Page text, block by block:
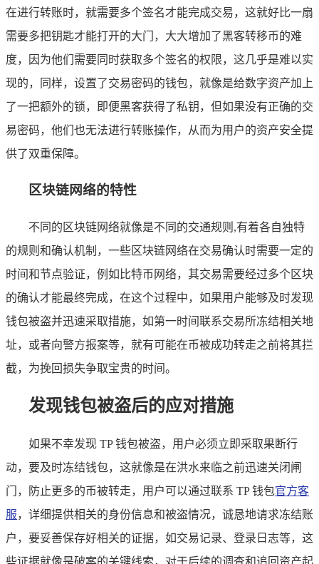
在进行转账时，就需要多个签名才能完成交易，这就好比一扇
需要多把钥匙才能打开的大门，大大增加了黑客转移币的难
度，因为他们需要同时获取多个签名的权限，这几乎是难以实
现的，同样，设置了交易密码的钱包，就像是给数字资产加上
了一把额外的锁，即便黑客获得了私钥，但如果没有正确的交
易密码，他们也无法进行转账操作，从而为用户的资产安全提
供了双重保障。
区块链网络的特性
不同的区块链网络就像是不同的交通规则,有着各自独特
的规则和确认机制，一些区块链网络在交易确认时需要一定的
时间和节点验证，例如比特币网络，其交易需要经过多个区块
的确认才能最终完成，在这个过程中，如果用户能够及时发现
钱包被盗并迅速采取措施，如第一时间联系交易所冻结相关地
址，或者向警方报案等，就有可能在币被成功转走之前将其拦
截，为挽回损失争取宝贵的时间。
发现钱包被盗后的应对措施
如果不幸发现 TP 钱包被盗，用户必须立即采取果断行
动，要及时冻结钱包，这就像是在洪水来临之前迅速关闭闸
门，防止更多的币被转走，用户可以通过联系 TP 钱包官方客
服，详细提供相关的身份信息和被盗情况，诚恳地请求冻结账
户，要妥善保存好相关的证据，如交易记录、登录日志等，这
些证据就像是破案的关键线索，对于后续的调查和追回资产起